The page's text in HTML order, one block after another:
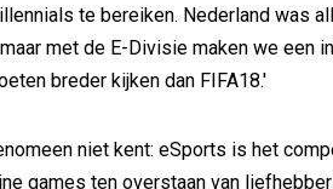
te bereiken. Nederland was
met de E-Divisie maken we een
breder kijken dan FIFA18.'
niet kent: eSports is het
games ten overstaan van
De...
28, 2026
Closed on Monday
Lamborghini
Havas neemt